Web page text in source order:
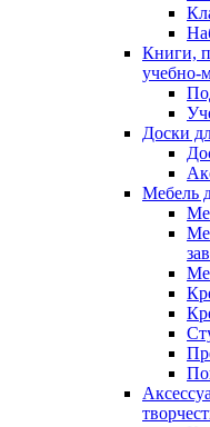
Книги,
учебно-
Доски
Мебель